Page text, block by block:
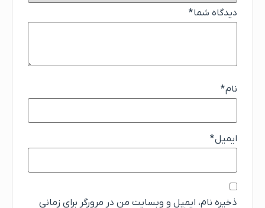
دیدگاه شما*
نام*
ایمیل*
ذخیره نام، ایمیل و وبسایت من در مرورگر برای زمانی